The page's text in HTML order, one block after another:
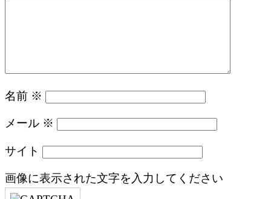
名前 ※
メール ※
サイト
画像に表示された文字を入力してください